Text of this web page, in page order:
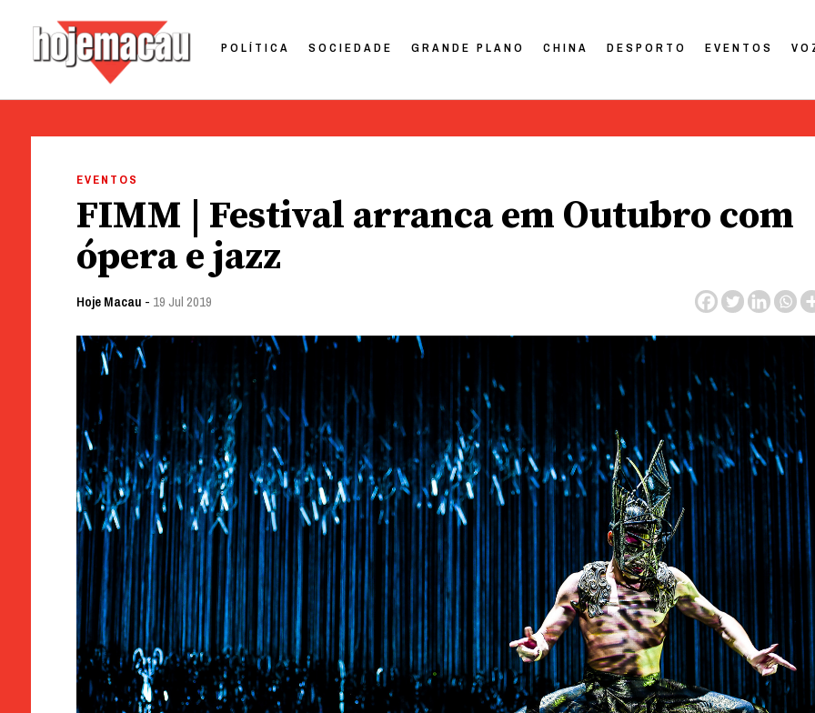
POLÍTICA SOCIEDADE GRANDE PLANO CHINA DESPORTO EVENTOS
EVENTOS
FIMM | Festival arranca em Outubro com
ópera e jazz
Hoje Macau - 19 Jul 2019